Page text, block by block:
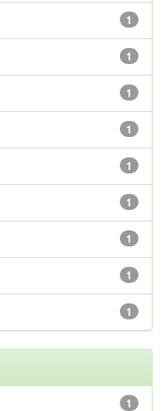
1
1
1
1
1
1
1
1
1
1